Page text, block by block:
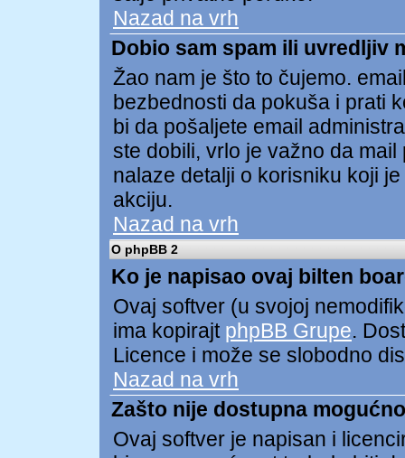
Nazad na vrh
Dobio sam spam ili uvredljiv
Žao nam je što to čujemo.
bezbednosti da pokuša i prati
bi da pošaljete email
ste dobili, vrlo je važno da
nalaze detalji o korisniku koji
akciju.
Nazad na vrh
O phpBB 2
Ko je napisao ovaj bilten
Ovaj softver (u svojoj
ima kopirajt phpBB Grupe.
Licence i može se slobodno
Nazad na vrh
Zašto nije dostupna
Ovaj softver je napisan i